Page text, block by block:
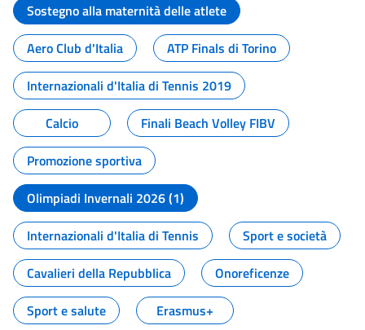
Sostegno alla maternità delle atlete
Aero Club d'Italia
ATP Finals di Torino
Internazionali d'Italia di Tennis 2019
Calcio
Finali Beach Volley FIBV
Promozione sportiva
Olimpiadi Invernali 2026 (1)
Internazionali d'Italia di Tennis
Sport e società
Cavalieri della Repubblica
Onoreficenze
Sport e salute
Erasmus+